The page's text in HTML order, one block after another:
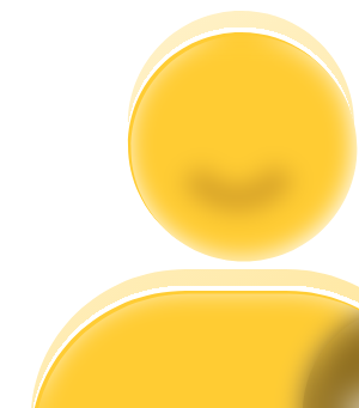
กลยุทธ์การซื้อขาย
เรียนรู้วิธีการรักษาผลกำไร